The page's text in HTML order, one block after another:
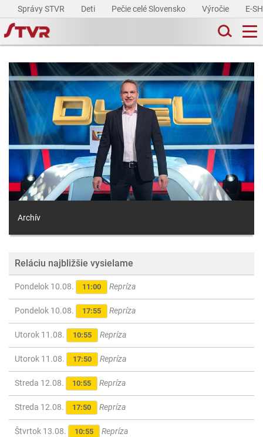
Správy STVR Deti Pečie celé Slovensko Výročie E-
Archív
Reláciu najbližšie vysielame
Pondelok 10.08. 11:00 Repríza
Pondelok 10.08. 17:55 Repríza
Utorok 11.08. 10:55 Repríza
Utorok 11.08. 17:50 Repríza
Streda 12.08. 10:55 Repríza
Streda 12.08. 17:50 Repríza
Štvrtok 13.08. 10:55 Repríza